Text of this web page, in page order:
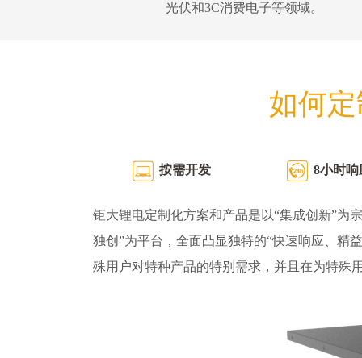
光伏和3C消费电子等领域。
如何
按需开发 8小时响
钜大锂电定制化方案和产品是以“集成创新”为
独创”为平台，全面凸显独特的“快速响应、精
殊用户对特种产品的特别需求，并且在为特殊